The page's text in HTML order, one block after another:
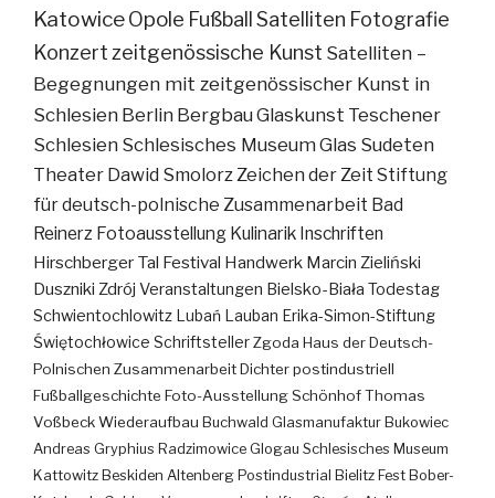
KatowiceOpole FußballSatelliten Fotografie
Konzertzeitgenössische Kunst Satelliten –
Begegnungen mit zeitgenössischer Kunst in
Schlesien Berlin BergbauGlaskunst Teschener
Schlesien Schlesisches MuseumGlas Sudeten
Theater Dawid SmolorzZeichen der Zeit Stiftung
für deutsch-polnische Zusammenarbeit Bad
Reinerz Fotoausstellung Kulinarik Inschriften
Hirschberger Tal Festival Handwerk Marcin Zieliński
Duszniki Zdrój Veranstaltungen Bielsko-Biała Todestag
Schwientochlowitz Lubań Lauban Erika-Simon-Stiftung
Świętochłowice SchriftstellerZgoda Haus der Deutsch-
Polnischen ZusammenarbeitDichterpostindustriell
Fußballgeschichte Foto-AusstellungSchönhofThomas
VoßbeckWiederaufbau Buchwald Glasmanufaktur Bukowiec
Andreas Gryphius Radzimowice Glogau Schlesisches Museum
Kattowitz Beskiden Altenberg Postindustrial Bielitz Fest Bober-